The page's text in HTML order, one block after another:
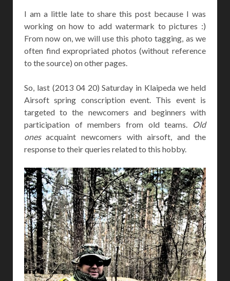
I am a little late to share this post because I was
working on how to add watermark to pictures :)
From now on, we will use this photo tagging, as we
often find expropriated photos (without reference
to the source) on other pages.
So, last (2013 04 20) Saturday in Klaipeda we held
Airsoft spring conscription event. This event is
targeted to the newcomers and beginners with
participation of members from old teams.
Old
onesacquaint newcomers with airsoft, and the
response to their queries related to this hobby.